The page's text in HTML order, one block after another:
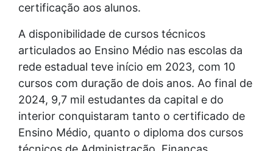
certificação aos alunos.
A disponibilidade de cursos técnicos
articulados ao Ensino Médio nas escolas da
rede estadual teve início em 2023, com 10
cursos com duração de dois anos. Ao final de
2024, 9,7 mil estudantes da capital e do
interior conquistaram tanto o certificado de
Ensino Médio, quanto o diploma dos cursos